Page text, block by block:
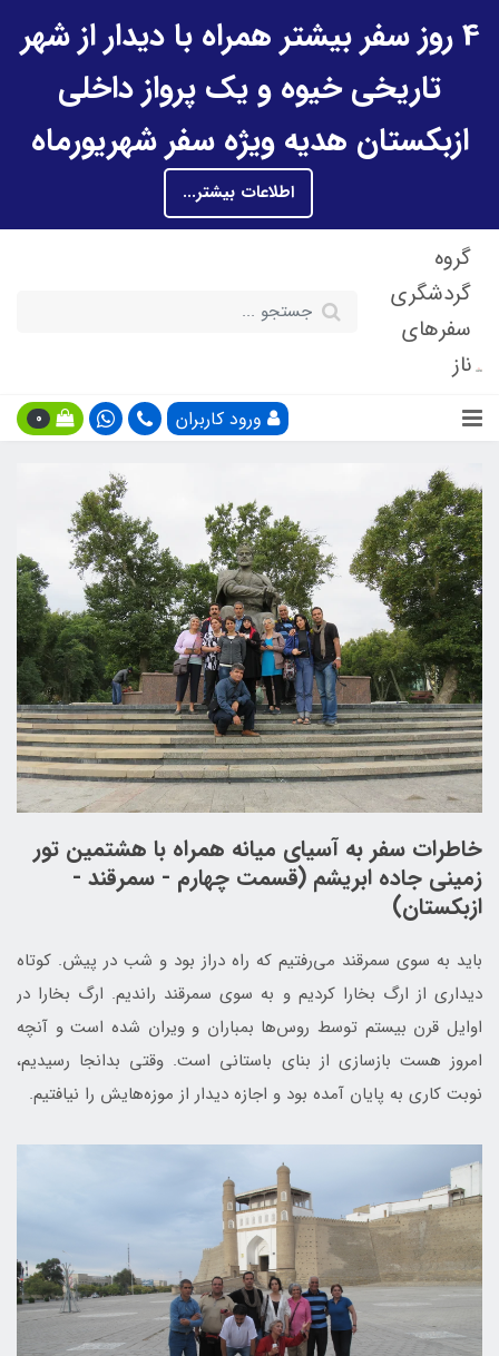
4 روز سفر بیشتر همراه با دیدار از شهر
تاریخی خیوه و یک پرواز داخلی
ازبکستان هدیه ویژه سفر شهریورماه
اطلاعات بیشتر...
گروه
گردشگری
سفرهای
ناز
ورود کاربران 0
خاطرات سفر به آسیای میانه همراه با هشتمین تور
زمینی جاده ابریشم (قسمت چهارم - سمرقند -
ازبکستان)
باید به سوی سمرقند می‌رفتیم که راه دراز بود و شب در پیش. کوتاه
دیداری از ارگ بخارا کردیم و به سوی سمرقند راندیم. ارگ بخارا در
اوایل قرن بیستم توسط روس‌ها بمباران و ویران شده است و آنچه
امروز هست بازسازی از بنای باستانی است. وقتی بدانجا رسیدیم،
نوبت کاری به پایان آمده بود و اجازه دیدار از موزه‌هایش را نیافتیم.